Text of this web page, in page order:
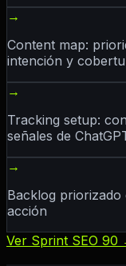
→
Content map:
intención y
→
Tracking setup:
señales de
→
Backlog priorizado
acción
Ver Sprint SEO 90